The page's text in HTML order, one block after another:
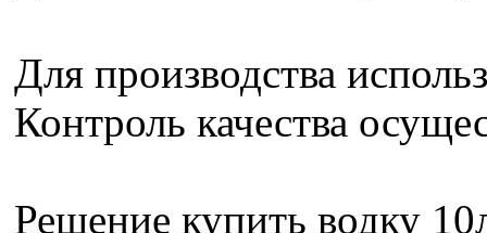
Для производства
Контроль качества
Решение купить водку